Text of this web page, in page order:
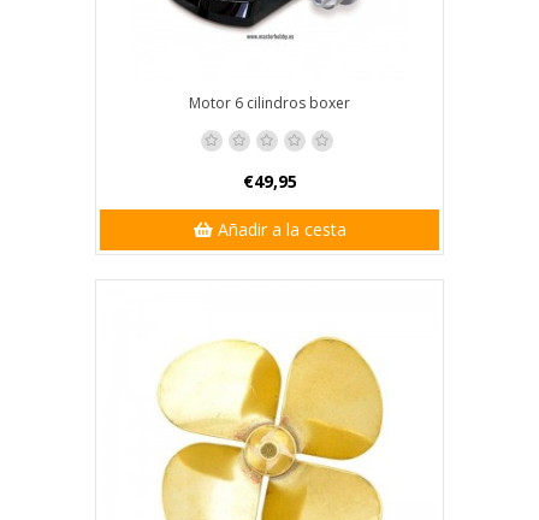
Motor 6 cilindros boxer
€49,95
Añadir a la cesta